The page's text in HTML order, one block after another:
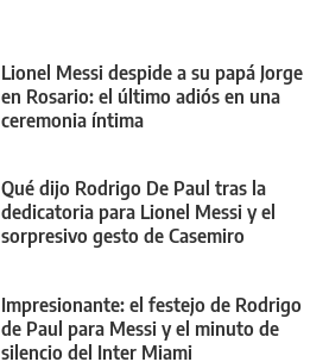
Lionel Messi despide a su papá Jorge
en Rosario: el último adiós en una
ceremonia íntima
Qué dijo Rodrigo De Paul tras la
dedicatoria para Lionel Messi y el
sorpresivo gesto de Casemiro
Impresionante: el festejo de Rodrigo
de Paul para Messi y el minuto de
silencio del Inter Miami